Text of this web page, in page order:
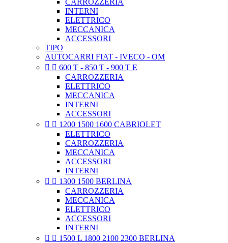
CARROZZERIA
INTERNI
ELETTRICO
MECCANICA
ACCESSORI
TIPO
AUTOCARRI FIAT - IVECO - OM
  600 T - 850 T - 900 T E
CARROZZERIA
ELETTRICO
MECCANICA
INTERNI
ACCESSORI
  1200 1500 1600 CABRIOLET
ELETTRICO
CARROZZERIA
MECCANICA
ACCESSORI
INTERNI
  1300 1500 BERLINA
CARROZZERIA
MECCANICA
ELETTRICO
ACCESSORI
INTERNI
  1500 L 1800 2100 2300 BERLINA